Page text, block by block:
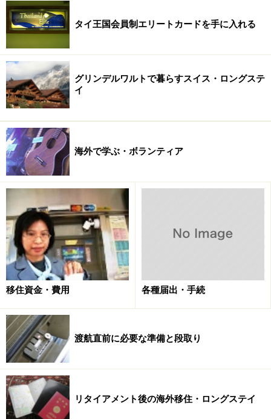
キャビンに宿泊しながらドナウ紀行―――。「ドナウの真
珠」ブダペストに別れを告げるのは、街の灯りも瞬く
の９時です。くさり橋の下をくぐるときの高揚感は、ま
た格別です。「大きなトランクは滞在先に置いて小旅行
に出かけたい」と考えるのであれば、空路でも陸路でも
ない、欧州域内の移動手段のひとつ
ークルーズを検討されてはいかがでしょう。
＞＞アマダージョ号のシップデータは次ページをご覧く
※記事内容は執筆時点のものです。最新の内容をご確認くださ
い。
※海外を訪れる際には最新情報の入手に努め、「
ホームページ」を確認するなど、安全確保に十分注意を払ってく
ださい。
タイ王国会員制エリートカードを手に入れる
グリンデルワルトで暮らすスイス・ロングステ
イ
海外で学ぶ・ボランティア
移住資金・費用 各種届出・手続
渡航直前に必要な準備と段取り
リタイアメント後の海外移住・ロングステイ